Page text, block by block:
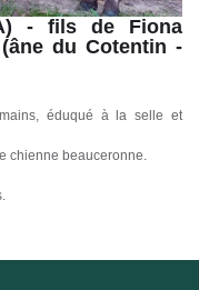
- fils de Fiona
du Cotentin -
éduqué à la selle et
chienne beauceronne.